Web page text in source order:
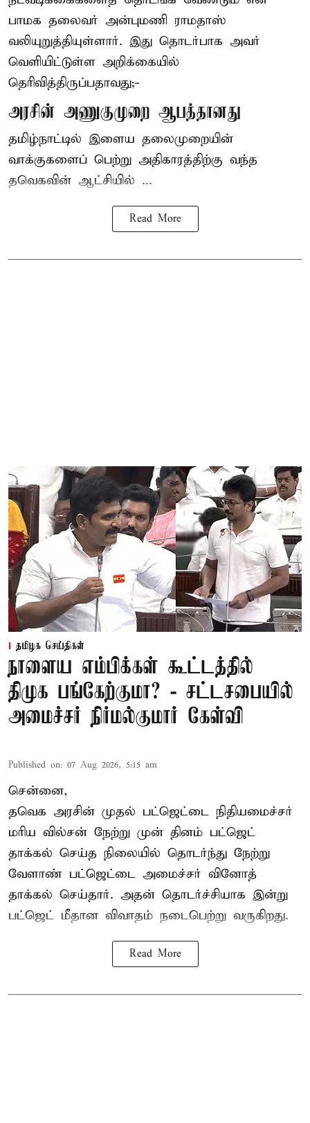
பாமக தலைவர் அன்புமணி ராமதாஸ்
வலியுறுத்தியுள்ளார். இது தொடர்பாக அவர்
வெளியிட்டுள்ள அறிக்கையில்
தெரிவித்திருப்பதாவது;-
அரசின் அணுகுமுறை ஆபத்தானது
தமிழ்நாட்டில் இளைய தலைமுறையின்
வாக்குகளைப் பெற்று அதிகாரத்திற்கு வந்த
தவெகவின் ஆட்சியில் ...
Read More
தமிழக செய்திகள்
நாளைய எம்பிக்கள் கூட்டத்தில்
திமுக பங்கேற்குமா? - சட்டசபையில்
அமைச்சர் நிர்மல்குமார் கேள்வி
Published on: 07 Aug 2026, 5:15 am
சென்னை,
தவெக அரசின் முதல் பட்ஜெட்டை நிதியமைச்சர்
மரிய வில்சன் நேற்று முன் தினம் பட்ஜெட்
தாக்கல் செய்த நிலையில் தொடர்ந்து நேற்று
வேளாண் பட்ஜெட்டை அமைச்சர் வினோத்
தாக்கல் செய்தார். அதன் தொடர்ச்சியாக இன்று
பட்ஜெட் மீதான விவாதம் நடைபெற்று வருகிறது.
Read More